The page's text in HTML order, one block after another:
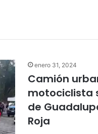
enero 31, 2024
Camión
motociclista
de
Roja